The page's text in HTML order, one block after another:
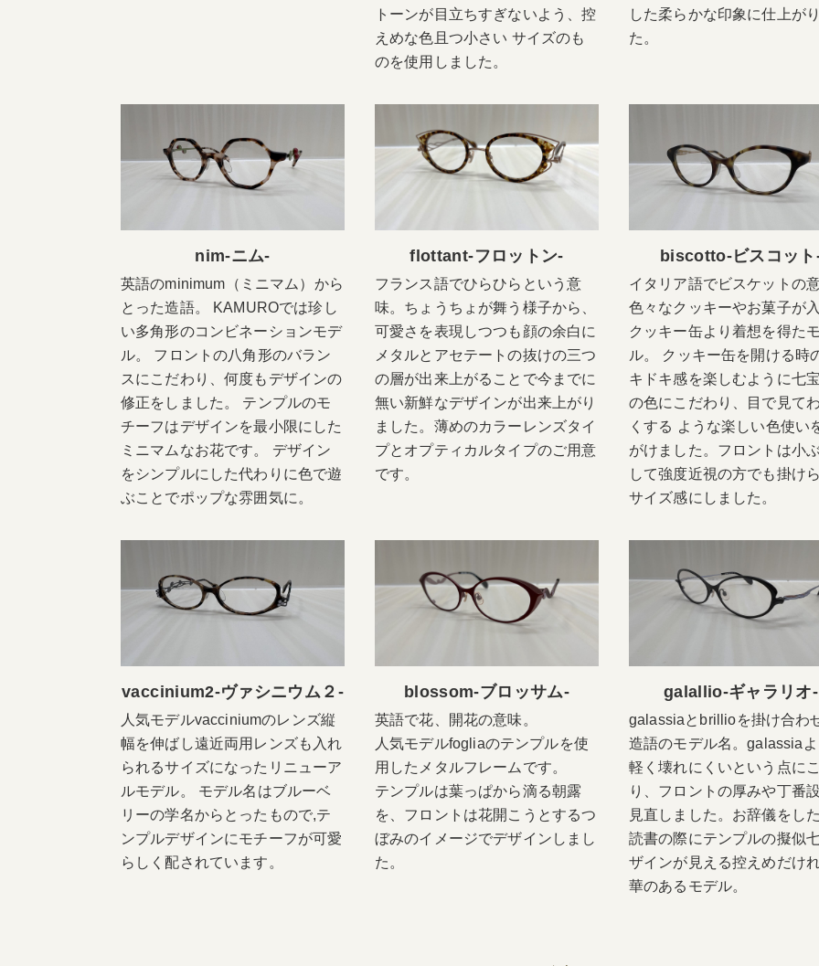
トーンが目立ちすぎないよう、控
えめな色且つ小さい サイズのも
のを使用しました。
した柔らかな印象に仕上が
た。
nim-ニム-
英語のminimum（ミニマム）から
とった造語。 KAMUROでは珍し
い多角形のコンビネーションモデ
ル。 フロントの八角形のバラン
スにこだわり、何度もデザインの
修正をしました。 テンプルのモ
チーフはデザインを最小限にした
ミニマムなお花です。 デザイン
をシンプルにした代わりに色で遊
ぶことでポップな雰囲気に。
flottant-フロットン-
フランス語でひらひらという意
味。ちょうちょが舞う様子から、
可愛さを表現しつつも顔の余白に
メタルとアセテートの抜けの三つ
の層が出来上がることで今までに
無い新鮮なデザインが出来上がり
ました。薄めのカラーレンズタイ
プとオプティカルタイプのご用意
です。
biscotto-ビスコット
イタリア語でビスケットの
色々なクッキーやお菓子が
クッキー缶より着想を得た
ル。 クッキー缶を開ける時
キドキ感を楽しむように七
の色にこだわり、目で見て
くする ような楽しい色使い
がけました。フロントは小
して強度近視の方でも掛け
サイズ感にしました。
vaccinium2-ヴァシニウム２-
人気モデルvacciniumのレンズ縦
幅を伸ばし遠近両用レンズも入れ
られるサイズになったリニューア
ルモデル。 モデル名はブルーベ
リーの学名からとったもので,テ
ンプルデザインにモチーフが可愛
らしく配されています。
blossom-ブロッサム-
英語で花、開花の意味。
人気モデルfogliaのテンプルを使
用したメタルフレームです。
テンプルは葉っぱから滴る朝露
を、フロントは花開こうとするつ
ぼみのイメージでデザインしまし
た。
galallio-ギャラリオ-
galassiaとbrillioを掛け合わ
造語のモデル名。galassia
軽く壊れにくいという点に
り、フロントの厚みや丁番
見直しました。お辞儀をし
読書の際にテンプルの擬似
ザインが見える控えめだけ
華のあるモデル。